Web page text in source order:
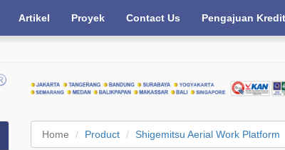
Artikel Proyek Contact Us Pengajuan Kredit
Home Product Shigemitsu Aerial Work Platform